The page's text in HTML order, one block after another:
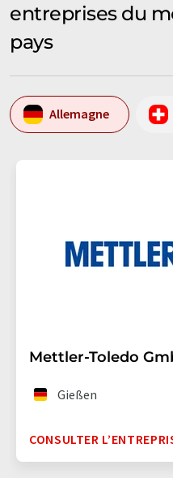
entreprises du
pays
Allemagne
Mettler-Toledo
Gießen
CONSULTER